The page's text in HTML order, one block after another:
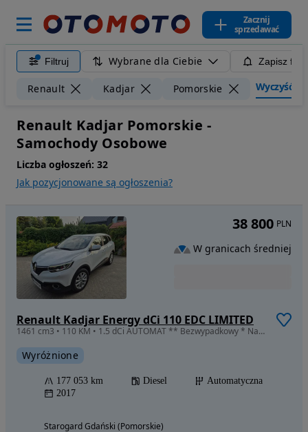
Zacznij
sprzedawać
Filtruj Wybrane dla Ciebie Zapisz
Renault Kadjar Pomorskie Wyczyść
Renault Kadjar Pomorskie -
Samochody Osobowe
Liczba ogłoszeń: 32
Jak pozycjonowane są ogłoszenia?
Renault Kadjar Energy dCi 110 EDC LIMITED
1461 cm3 • 110 KM • 1.5 dCi AUTOMAT ** Bezwypadkowy * Naprawde ZADBANY * ZARE W PL
Wyróżnione
177 053 km Diesel
Automatyczna
2017
Starogard Gdański (Pomorskie)
38 800 PLN
W granicach średniej